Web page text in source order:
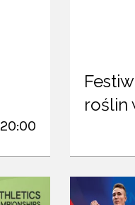
20:00
roślin